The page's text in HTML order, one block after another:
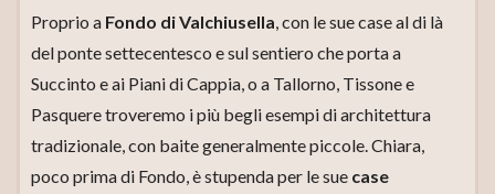
Proprio a Fondo di Valchiusella, con le sue case al di là
del ponte settecentesco e sul sentiero che porta a
Succinto e ai Piani di Cappia, o a Tallorno, Tissone e
Pasquere troveremo i più begli esempi di architettura
tradizionale, con baite generalmente piccole. Chiara,
poco prima di Fondo, è stupenda per le sue case